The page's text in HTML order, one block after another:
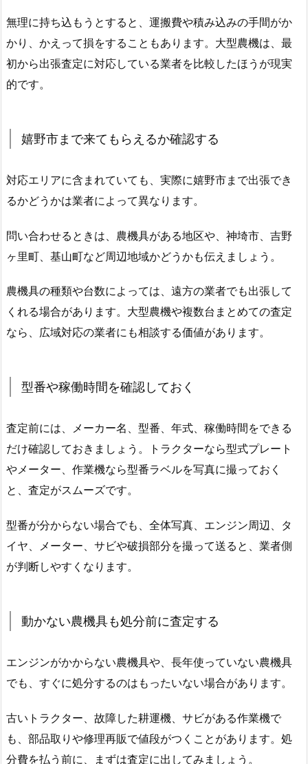
無理に持ち込もうとすると、運搬費や積み込みの手間がか
かり、かえって損をすることもあります。大型農機は、最
初から出張査定に対応している業者を比較したほうが現実
的です。
嬉野市まで来てもらえるか確認する
対応エリアに含まれていても、実際に嬉野市まで出張でき
るかどうかは業者によって異なります。
問い合わせるときは、農機具がある地区や、神埼市、吉野
ヶ里町、基山町など周辺地域かどうかも伝えましょう。
農機具の種類や台数によっては、遠方の業者でも出張して
くれる場合があります。大型農機や複数台まとめての査定
なら、広域対応の業者にも相談する価値があります。
型番や稼働時間を確認しておく
査定前には、メーカー名、型番、年式、稼働時間をできる
だけ確認しておきましょう。トラクターなら型式プレート
やメーター、作業機なら型番ラベルを写真に撮っておく
と、査定がスムーズです。
型番が分からない場合でも、全体写真、エンジン周辺、タ
イヤ、メーター、サビや破損部分を撮って送ると、業者側
が判断しやすくなります。
動かない農機具も処分前に査定する
エンジンがかからない農機具や、長年使っていない農機具
でも、すぐに処分するのはもったいない場合があります。
古いトラクター、故障した耕運機、サビがある作業機で
も、部品取りや修理再販で値段がつくことがあります。処
分費を払う前に、まずは査定に出してみましょう。